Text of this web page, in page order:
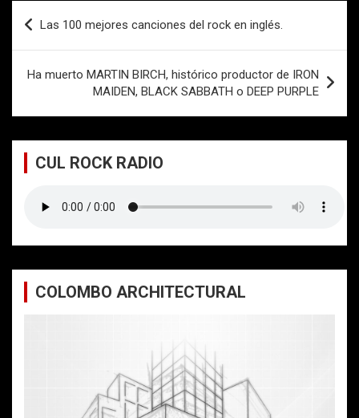
Navegación
de
entradas
Las 100 mejores canciones del rock en inglés.
Ha muerto MARTIN BIRCH, histórico productor de IRON
MAIDEN, BLACK SABBATH o DEEP PURPLE
CUL ROCK RADIO
COLOMBO ARCHITECTURAL